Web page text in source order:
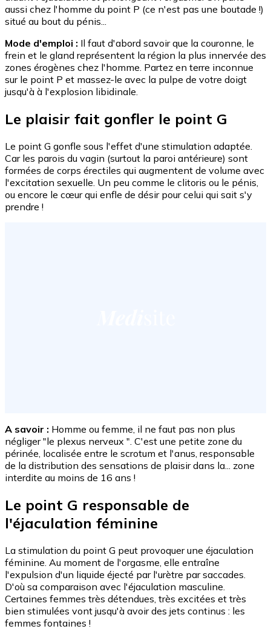
aussi chez l'homme du point P (ce n'est pas une boutade !)
situé au bout du pénis...
Mode d'emploi : Il faut d'abord savoir que la couronne, le
frein et le gland représentent la région la plus innervée des
zones érogènes chez l'homme. Partez en terre inconnue
sur le point P et massez-le avec la pulpe de votre doigt
jusqu'à à l'explosion libidinale.
Le plaisir fait gonfler le point G
Le point G gonfle sous l'effet d'une stimulation adaptée.
Car les parois du vagin (surtout la paroi antérieure) sont
formées de corps érectiles qui augmentent de volume avec
l'excitation sexuelle. Un peu comme le clitoris ou le pénis,
ou encore le cœur qui enfle de désir pour celui qui sait s'y
prendre !
A savoir : Homme ou femme, il ne faut pas non plus
négliger "le plexus nerveux ". C'est une petite zone du
périnée, localisée entre le scrotum et l'anus, responsable
de la distribution des sensations de plaisir dans la... zone
interdite au moins de 16 ans !
Le point G responsable de
l'éjaculation féminine
La stimulation du point G peut provoquer une éjaculation
féminine. Au moment de l'orgasme, elle entraîne
l'expulsion d'un liquide éjecté par l'urètre par saccades.
D'où sa comparaison avec l'éjaculation masculine.
Certaines femmes très détendues, très excitées et très
bien stimulées vont jusqu'à avoir des jets continus : les
femmes fontaines !